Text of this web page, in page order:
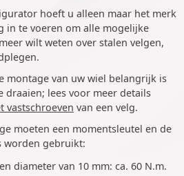
hoeft u alleen maar het merk
in te voeren om alle mogelijke
wilt weten over stalen velgen,
montage van uw wiel belangrijk is
draaien; lees voor meer details
vastschroeven van een velg.
moeten een momentsleutel en de
worden gebruikt:
diameter van 10 mm: ca. 60 N.m.